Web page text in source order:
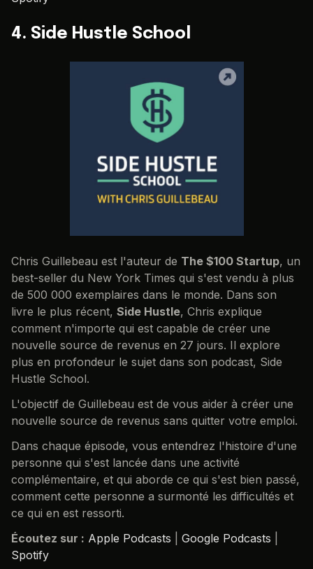
4. Side Hustle School
Chris Guillebeau est l'auteur de The $100 Startup, un
best-seller du New York Times qui s'est vendu à plus
de 500 000 exemplaires dans le monde. Dans son
livre le plus récent, Side Hustle, Chris explique
comment n'importe qui est capable de créer une
nouvelle source de revenus en 27 jours. Il explore
plus en profondeur le sujet dans son podcast, Side
Hustle School.
L'objectif de Guillebeau est de vous aider à créer une
nouvelle source de revenus sans quitter votre emploi.
Dans chaque épisode, vous entendrez l'histoire d'une
personne qui s'est lancée dans une activité
complémentaire, et qui aborde ce qui s'est bien passé,
comment cette personne a surmonté les difficultés et
ce qui en est ressorti.
Écoutez sur : Apple Podcasts Google Podcasts
Spotify